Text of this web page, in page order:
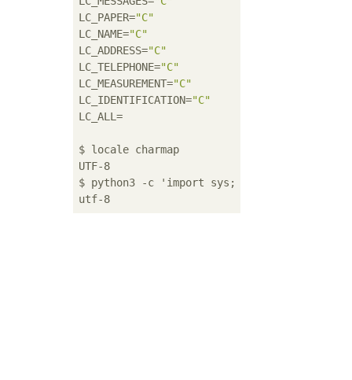
LC_PAPER="C"
LC_NAME="C"
LC_ADDRESS="C"
LC_TELEPHONE="C"
LC_MEASUREMENT="C"
LC_IDENTIFICATION="C"
LC_ALL=
$ locale charmap
UTF-8
$ python3 -c 'import sys;